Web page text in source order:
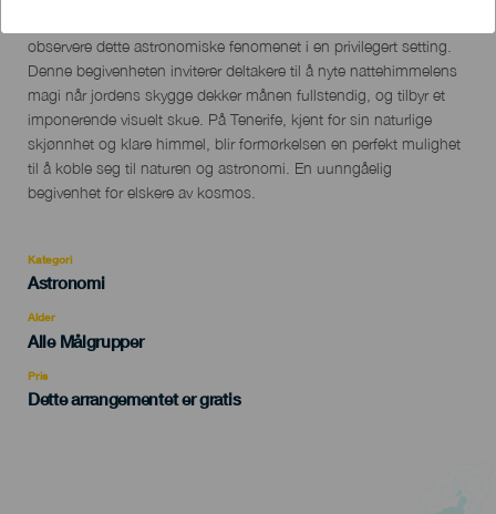
del
evento
observere dette astronomiske fenomenet i en privilegert setting.
Denne begivenheten inviterer deltakere til å nyte nattehimmelens
magi når jordens skygge dekker månen fullstendig, og tilbyr et
imponerende visuelt skue. På Tenerife, kjent for sin naturlige
skjønnhet og klare himmel, blir formørkelsen en perfekt mulighet
til å koble seg til naturen og astronomi. En uunngåelig
begivenhet for elskere av kosmos.
Kategori
Categoría
evento
Astronomi
Alder
Edad
Recomendada
Alle Målgrupper
Pris
Dette arrangementet er gratis